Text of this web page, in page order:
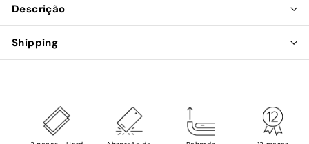
Descrição
Shipping